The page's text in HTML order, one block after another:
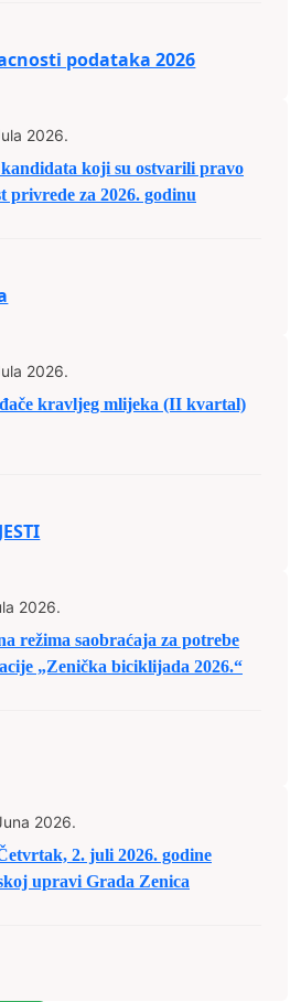
podataka 2026
2026.
koji su ostvarili pravo
privrede za 2026. godinu
2026.
kravljeg mlijeka (II kvartal)
2026.
režima saobraćaja za potrebe
„Zenička biciklijada 2026.“
2026.
2. juli 2026. godine
upravi Grada Zenica